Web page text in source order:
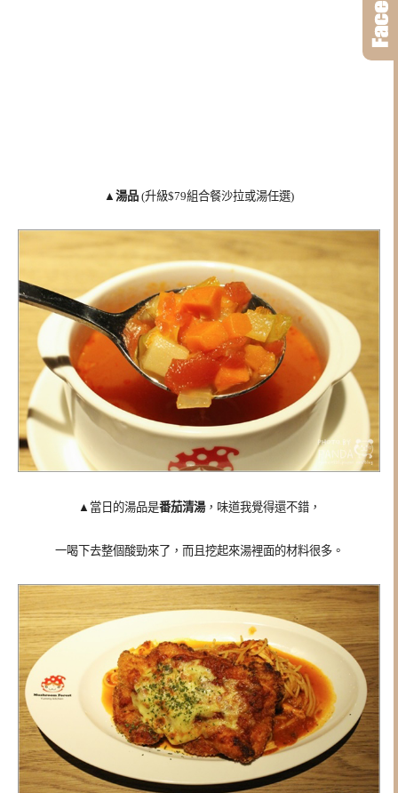
▲ 湯品 (升級$79組合餐沙拉或湯任選)
▲當日的湯品是番茄清湯，味道我覺得還不錯，
一喝下去整個酸勁來了，而且挖起來湯裡面的材料很多。